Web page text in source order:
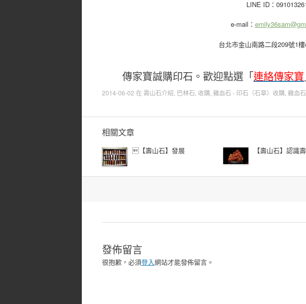
LINE ID：
e-mail：
台北市金山南路二段209號1
傳家寶誠購印石。歡迎點選「連絡傳家寶
2014-06-02 在 壽山石介紹 巴林石 收購 雞血石 - 印石（石章）收購 雞血
相關文章
【壽山石】發展 【壽山石】認識
發佈留言
很抱歉，必須登入網站才能發佈留言。